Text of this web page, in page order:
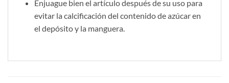
Enjuague bien el artículo después de su uso para
evitar la calcificación del contenido de azúcar en
el depósito y la manguera.